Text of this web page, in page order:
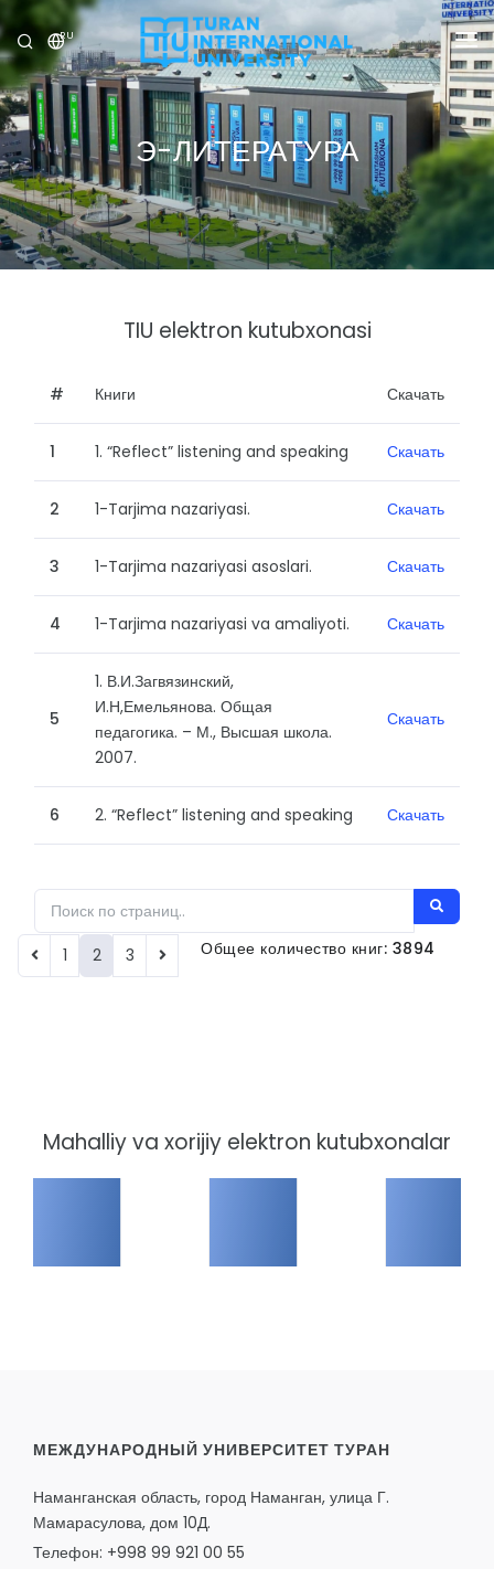
RU
УНИВЕРСИТЕТ
ПРОГРАММЫ
ПРИЁМ
ИССЛЕДОВАНИЕ
ОЛИМПИАДА
Э-ЛИТЕРАТУРА
TIU elektron kutubxonasi
# Книги Скачать
1 1. “Reflect” listening and speaking Скачать
2 1-Tarjima nazariyasi. Скачать
3 1-Tarjima nazariyasi asoslari. Скачать
4 1-Tarjima nazariyasi va amaliyoti. Скачать
5
1. В.И.Загвязинский,
И.Н,Емельянова. Общая
педагогика. – М., Высшая школа.
2007.
Скачать
6 2. “Reflect” listening and speaking Скачать
1 2 3 Общее количество книг: 3894
Mahalliy va xorijiy elektron kutubxonalar
МЕЖДУНАРОДНЫЙ УНИВЕРСИТЕТ ТУРАН
Наманганская область, город Наманган, улица Г.
Мамарасулова, дом 10Д.
Телефон: +998 99 921 00 55